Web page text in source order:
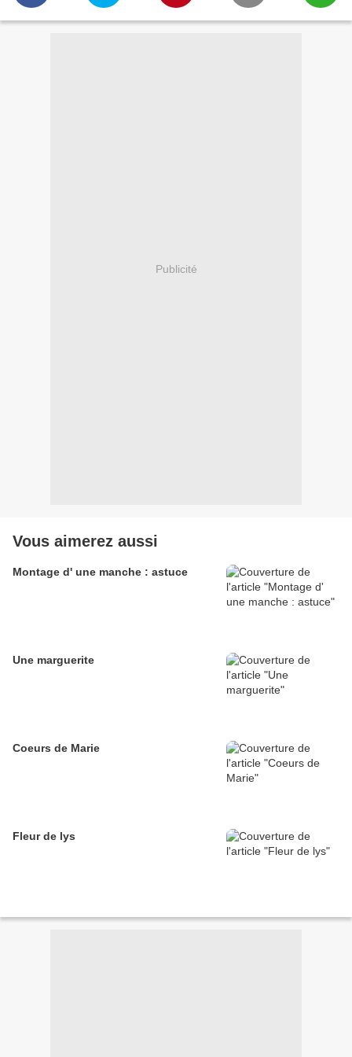
Publicité
Vous aimerez aussi
Montage d' une manche : astuce
Une marguerite
Coeurs de Marie
Fleur de lys